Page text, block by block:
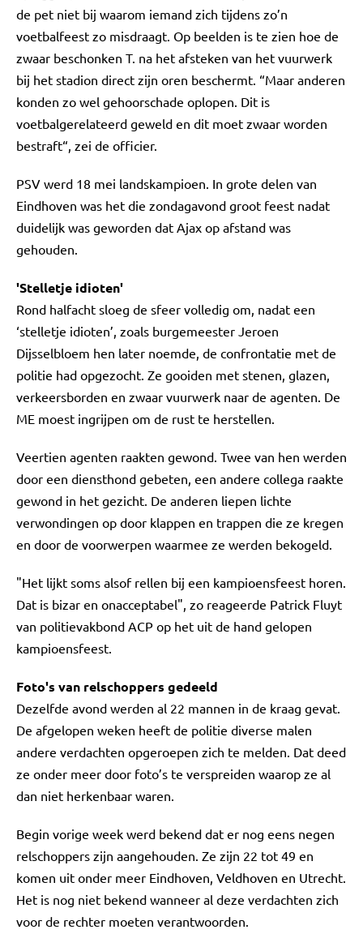
de pet niet bij waarom iemand zich tijdens zo’n
voetbalfeest zo misdraagt. Op beelden is te zien hoe de
zwaar beschonken T. na het afsteken van het vuurwerk
bij het stadion direct zijn oren beschermt. “Maar anderen
konden zo wel gehoorschade oplopen. Dit is
voetbalgerelateerd geweld en dit moet zwaar worden
bestraft“, zei de officier.
PSV werd 18 mei landskampioen. In grote delen van
Eindhoven was het die zondagavond groot feest nadat
duidelijk was geworden dat Ajax op afstand was
gehouden.
'Stelletje idioten'
Rond halfacht sloeg de sfeer volledig om, nadat een
‘stelletje idioten’, zoals burgemeester Jeroen
Dijsselbloem hen later noemde, de confrontatie met de
politie had opgezocht. Ze gooiden met stenen, glazen,
verkeersborden en zwaar vuurwerk naar de agenten. De
ME moest ingrijpen om de rust te herstellen.
Veertien agenten raakten gewond. Twee van hen werden
door een diensthond gebeten, een andere collega raakte
gewond in het gezicht. De anderen liepen lichte
verwondingen op door klappen en trappen die ze kregen
en door de voorwerpen waarmee ze werden bekogeld.
"Het lijkt soms alsof rellen bij een kampioensfeest horen.
Dat is bizar en onacceptabel", zo reageerde Patrick Fluyt
van politievakbond ACP op het uit de hand gelopen
kampioensfeest.
Foto's van relschoppers gedeeld
Dezelfde avond werden al 22 mannen in de kraag gevat.
De afgelopen weken heeft de politie diverse malen
andere verdachten opgeroepen zich te melden. Dat deed
ze onder meer door foto’s te verspreiden waarop ze al
dan niet herkenbaar waren.
Begin vorige week werd bekend dat er nog eens negen
relschoppers zijn aangehouden. Ze zijn 22 tot 49 en
komen uit onder meer Eindhoven, Veldhoven en Utrecht.
Het is nog niet bekend wanneer al deze verdachten zich
voor de rechter moeten verantwoorden.